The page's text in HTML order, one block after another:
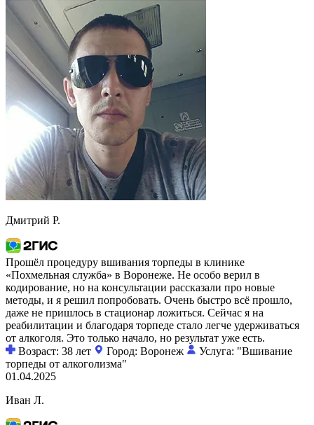
Дмитрий Р.
Прошёл процедуру вшивания торпеды в клинике
«Похмельная служба» в Воронеже. Не особо верил в
кодирование, но на консультации рассказали про новые
методы, и я решил попробовать. Очень быстро всё прошло,
даже не пришлось в стационар ложиться. Сейчас я на
реабилитации и благодаря торпеде стало легче удерживаться
от алкоголя. Это только начало, но результат уже есть.
Возраст: 38 лет
Город: Воронеж
Услуга: "Вшивание
торпеды от алкоголизма"
01.04.2025
Иван Л.